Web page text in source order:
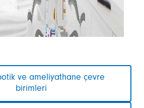
ve ameliyathane çevre
birimleri